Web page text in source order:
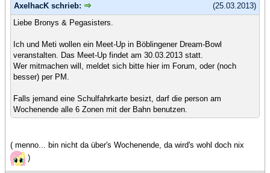
(25.03.2013)
AxelhacK schrieb:
Liebe Bronys & Pegasisters.
Ich und Meti wollen ein Meet-Up in Böblingener Dream-Bowl
veranstalten. Das Meet-Up findet am 30.03.2013 statt.
Wer mitmachen will, meldet sich bitte hier im Forum, oder (noch
besser) per PM.
Falls jemand eine Schulfahrkarte besizt, darf die person am
Wochenende alle 6 Zonen mit der Bahn benutzen.
( menno... bin nicht da über's Wochenende, da wird's wohl doch nix
)